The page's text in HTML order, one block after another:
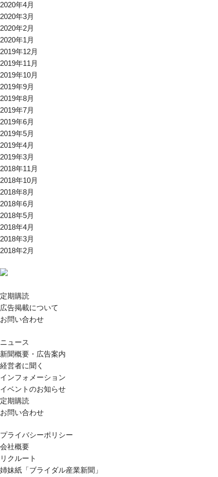
2020年4月
2020年3月
2020年2月
2020年1月
2019年12月
2019年11月
2019年10月
2019年9月
2019年8月
2019年7月
2019年6月
2019年5月
2019年4月
2019年3月
2018年11月
2018年10月
2018年8月
2018年6月
2018年5月
2018年4月
2018年3月
2018年2月
定期購読
広告掲載について
お問い合わせ
ニュース
新聞概要・広告案内
経営者に聞く
インフォメーション
イベントのお知らせ
定期購読
お問い合わせ
プライバシーポリシー
会社概要
リクルート
姉妹紙「ブライダル産業新聞」